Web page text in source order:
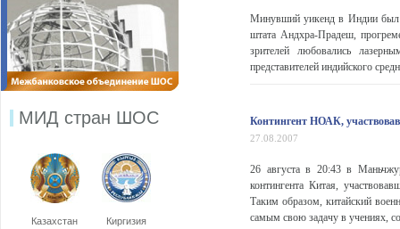
МИД стран ШОС
Казахстан Киргизия
Минувший уикенд в Индии был
штата Андхра-Прадеш,
зрителей любовались
представителей индийского
Контингент НОАК,
27.08.2007
26 августа в 20:43 в
контингента Китая,
Таким образом, китайский
самым свою задачу в учениях,